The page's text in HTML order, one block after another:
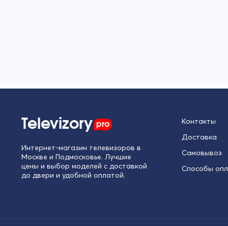
Televizory pro
Интернет-магазин телевизоров в
Москве и Подмосковье. Лучшие
цены и выбор моделей с доставкой
до двери и удобной оплатой.
Контакты
Доставка
Самовывоз
Способы